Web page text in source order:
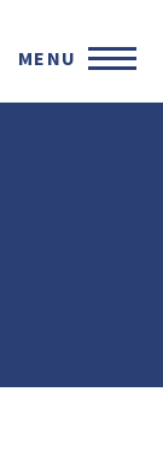
MENU